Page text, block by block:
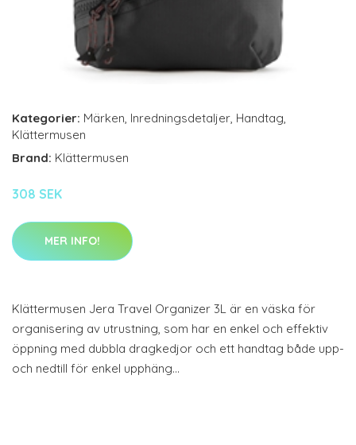
Kategorier: Märken, Inredningsdetaljer, Handtag,
Klättermusen
Brand: Klättermusen
308 SEK
MER INFO!
Klättermusen Jera Travel Organizer 3L är en väska för
organisering av utrustning, som har en enkel och effektiv
öppning med dubbla dragkedjor och ett handtag både upp-
och nedtill för enkel upphäng…